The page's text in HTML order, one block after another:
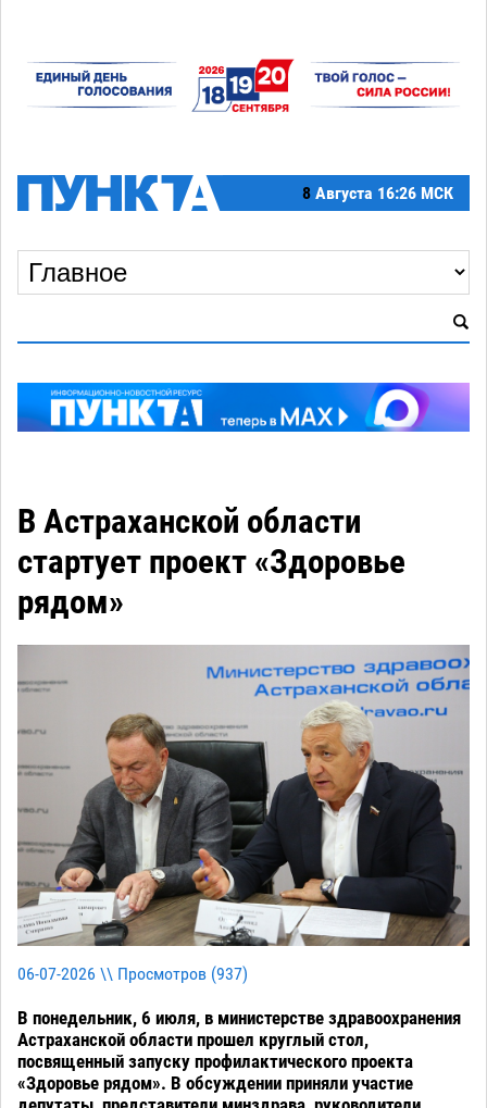
8 Августа 16:26 МСК
В Астраханской области
стартует проект «Здоровье
рядом»
06-07-2026 \\ Просмотров (937)
В понедельник, 6 июля, в министерстве здравоохранения
Астраханской области прошел круглый стол,
посвященный запуску профилактического проекта
«Здоровье рядом». В обсуждении приняли участие